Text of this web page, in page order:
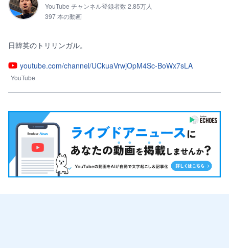
YouTube チャンネル登録者数 2.85万人
397 本の動画
日韓英のトリリンガル。
youtube.com/channel/UCkuaVrwjOpM4Sc-BoWx7sLA
YouTube